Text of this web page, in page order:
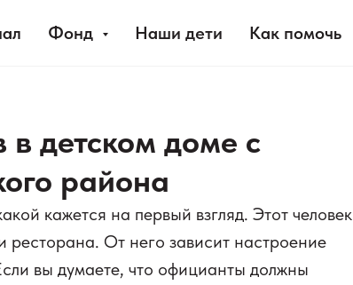
Фонд Наши дети Как помочь
детском доме с
района
кажется на первый взгляд. Этот человек
От него зависит настроение
вы думаете, что официанты должны